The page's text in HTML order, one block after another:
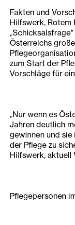
Fakten und
Hilfswerk, Rotem
Österreichs
zum Start der
Vorschläge für
„Nur wenn es
Jahren deutlich
gewinnen und
der Pflege zu
Hilfswerk, aktuell
Pflegepersonen